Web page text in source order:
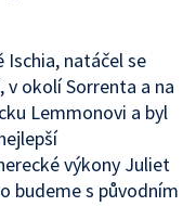
Ischia, natáčel se
v okolí Sorrenta a na
Lemmonovi a byl
výkony Juliet
budeme s původním